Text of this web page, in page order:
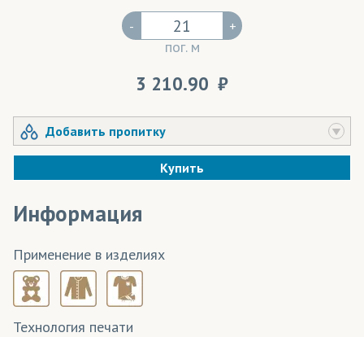
-
пог. м
+
3 210.90
Добавить пропитку
Купить
Информация
Применение в изделиях
Технология печати